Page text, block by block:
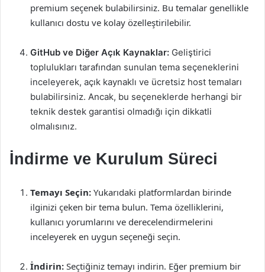
premium seçenek bulabilirsiniz. Bu temalar genellikle
kullanıcı dostu ve kolay özelleştirilebilir.
GitHub ve Diğer Açık Kaynaklar: Geliştirici
toplulukları tarafından sunulan tema seçeneklerini
inceleyerek, açık kaynaklı ve ücretsiz host temaları
bulabilirsiniz. Ancak, bu seçeneklerde herhangi bir
teknik destek garantisi olmadığı için dikkatli
olmalısınız.
İndirme ve Kurulum Süreci
Temayı Seçin: Yukarıdaki platformlardan birinde
ilginizi çeken bir tema bulun. Tema özelliklerini,
kullanıcı yorumlarını ve derecelendirmelerini
inceleyerek en uygun seçeneği seçin.
İndirin: Seçtiğiniz temayı indirin. Eğer premium bir